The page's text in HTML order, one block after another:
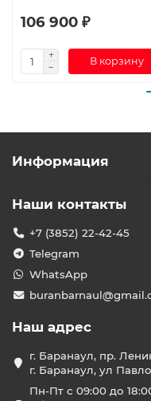
106 900 ₽
В корзину
Информация
Наши контакты
+7 (3852) 22-42-45
Telegram
WhatsApp
Наш адрес
г. Баранаул, пр.
г. Баранаул, ул
Пн-Пт с 09:00 до